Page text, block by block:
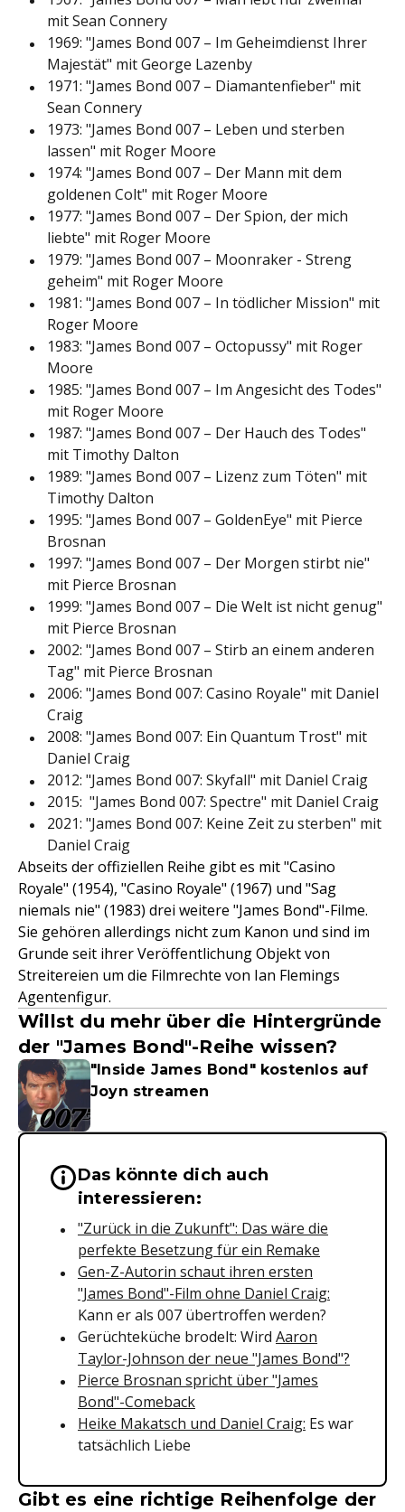
mit Sean Connery
1969: "James Bond 007 – Im Geheimdienst Ihrer
Majestät" mit George Lazenby
1971: "James Bond 007 – Diamantenfieber" mit
Sean Connery
1973: "James Bond 007 – Leben und sterben
lassen" mit Roger Moore
1974: "James Bond 007 – Der Mann mit dem
goldenen Colt" mit Roger Moore
1977: "James Bond 007 – Der Spion, der mich
liebte" mit Roger Moore
1979: "James Bond 007 – Moonraker - Streng
geheim" mit Roger Moore
1981: "James Bond 007 – In tödlicher Mission" mit
Roger Moore
1983: "James Bond 007 – Octopussy" mit Roger
Moore
1985: "James Bond 007 – Im Angesicht des Todes"
mit Roger Moore
1987: "James Bond 007 – Der Hauch des Todes"
mit Timothy Dalton
1989: "James Bond 007 – Lizenz zum Töten" mit
Timothy Dalton
1995: "James Bond 007 – GoldenEye" mit Pierce
Brosnan
1997: "James Bond 007 – Der Morgen stirbt nie"
mit Pierce Brosnan
1999: "James Bond 007 – Die Welt ist nicht genug"
mit Pierce Brosnan
2002: "James Bond 007 – Stirb an einem anderen
Tag" mit Pierce Brosnan
2006: "James Bond 007: Casino Royale" mit Daniel
Craig
2008: "James Bond 007: Ein Quantum Trost" mit
Daniel Craig
2012: "James Bond 007: Skyfall" mit Daniel Craig
2015: "James Bond 007: Spectre" mit Daniel Craig
2021: "James Bond 007: Keine Zeit zu sterben" mit
Daniel Craig
Abseits der offiziellen Reihe gibt es mit "Casino
Royale" (1954), "Casino Royale" (1967) und "Sag
niemals nie" (1983) drei weitere "James Bond"-Filme.
Sie gehören allerdings nicht zum Kanon und sind im
Grunde seit ihrer Veröffentlichung Objekt von
Streitereien um die Filmrechte von Ian Flemings
Agentenfigur.
Willst du mehr über die Hintergründe
der "James Bond"-Reihe wissen?
"Inside James Bond" kostenlos auf
Joyn streamen
Wichtige Hinweise &
Das könnte dich auch
interessieren:
"Zurück in die Zukunft": Das wäre die
perfekte Besetzung für ein Remake
Gen-Z-Autorin schaut ihren ersten
"James Bond"-Film ohne Daniel Craig:
Kann er als 007 übertroffen werden?
Gerüchteküche brodelt: Wird Aaron
Taylor-Johnson der neue "James Bond"?
Pierce Brosnan spricht über "James
Bond"-Comeback
Heike Makatsch und Daniel Craig: Es war
tatsächlich Liebe
Gibt es eine richtige Reihenfolge der